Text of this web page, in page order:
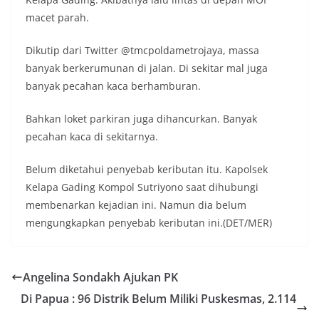
macet parah.
Dikutip dari Twitter @tmcpoldametrojaya, massa
banyak berkerumunan di jalan. Di sekitar mal juga
banyak pecahan kaca berhamburan.
Bahkan loket parkiran juga dihancurkan. Banyak
pecahan kaca di sekitarnya.
Belum diketahui penyebab keributan itu. Kapolsek
Kelapa Gading Kompol Sutriyono saat dihubungi
membenarkan kejadian ini. Namun dia belum
mengungkapkan penyebab keributan ini.(DET/MER)
Angelina Sondakh Ajukan PK
Di Papua : 96 Distrik Belum Miliki Puskesmas, 2.114